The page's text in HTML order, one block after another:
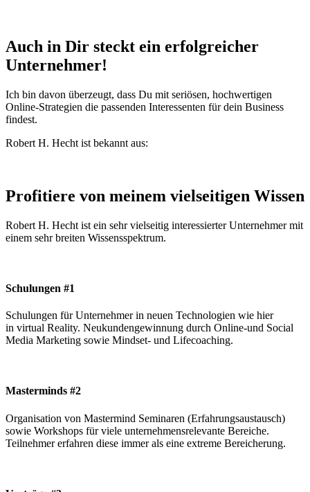
Auch in Dir steckt ein erfolgreicher
Unternehmer!
Ich bin davon überzeugt, dass Du mit seriösen, hochwertigen
Online-Strategien die passenden Interessenten für dein Business
findest.
Robert H. Hecht ist bekannt aus:
Profitiere von meinem vielseitigen Wissen
Robert H. Hecht ist ein sehr vielseitig interessierter Unternehmer mit
einem sehr breiten Wissensspektrum.
Schulungen #1
Schulungen für Unternehmer in neuen Technologien wie hier
in virtual Reality. Neukundengewinnung durch Online-und Social
Media Marketing sowie Mindset- und Lifecoaching.
Masterminds #2
Organisation von Mastermind Seminaren (Erfahrungsaustausch)
sowie Workshops für viele unternehmensrelevante Bereiche.
Teilnehmer erfahren diese immer als eine extreme Bereicherung.